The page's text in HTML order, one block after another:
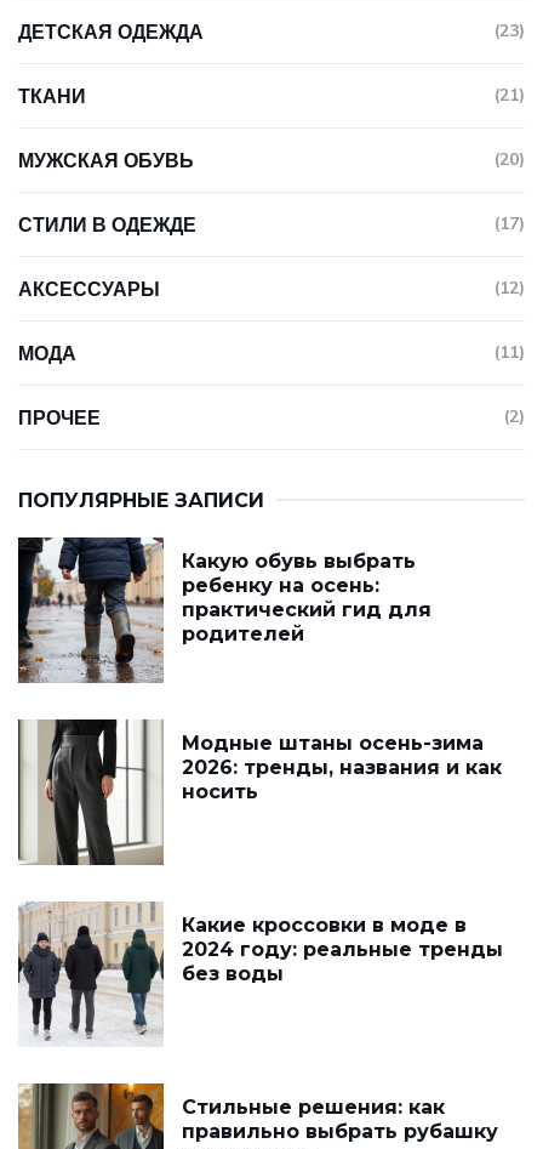
ДЕТСКАЯ ОДЕЖДА (23)
ТКАНИ (21)
МУЖСКАЯ ОБУВЬ (20)
СТИЛИ В ОДЕЖДЕ (17)
АКСЕССУАРЫ (12)
МОДА (11)
ПРОЧЕЕ (2)
ПОПУЛЯРНЫЕ ЗАПИСИ
Какую обувь выбрать
ребенку на осень:
практический гид для
родителей
Модные штаны осень-зима
2026: тренды, названия и как
носить
Какие кроссовки в моде в
2024 году: реальные тренды
без воды
Стильные решения: как
правильно выбрать рубашку